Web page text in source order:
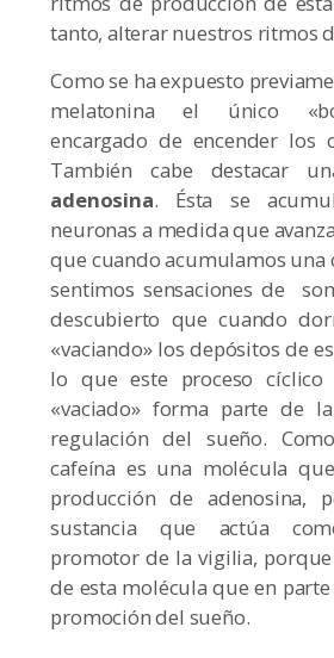
tanto, alterar nuestros ritmos
Como se ha expuesto
melatonina el único
encargado de encender los
También cabe destacar
adenosina. Ésta se
neuronas a medida que
que cuando acumulamos una
sentimos sensaciones de
descubierto que cuando
«vaciando» los depósitos de
lo que este proceso cíclico
«vaciado» forma parte de
regulación del sueño.
cafeína es una molécula
producción de adenosina,
sustancia que actúa
promotor de la vigilia,
de esta molécula que en
promoción del sueño.